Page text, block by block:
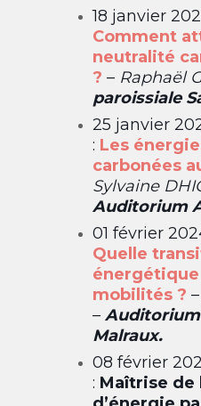
18 janvier
Comment
neutralité
? – Raphaël
paroissiale
25 janvier
: Les
carbonées
Sylvaine
Auditorium
01 février
Quelle
mobilités ? –
–
Malraux.
08 février
: Maîtrise de